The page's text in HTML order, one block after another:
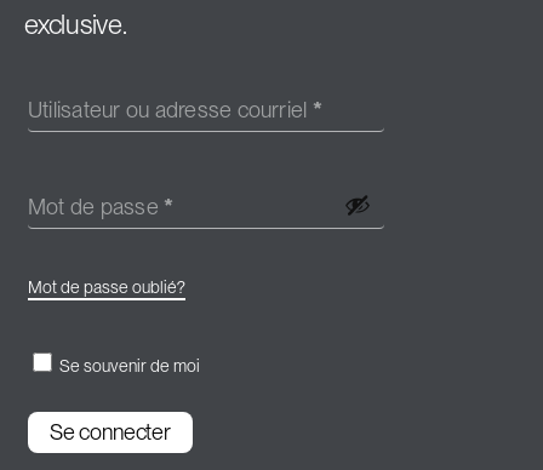
exclusive.
Utilisateur ou adresse courriel *
Mot de passe *
Mot de passe oublié?
Se souvenir de moi
Se connecter